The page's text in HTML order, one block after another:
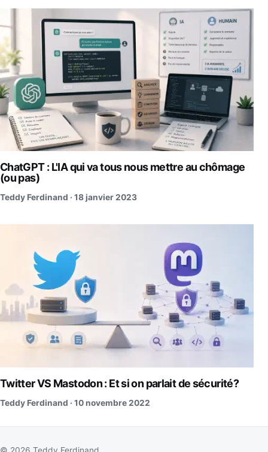
ChatGPT : L'IA qui va tous nous mettre au chômage
(ou pas)
Teddy Ferdinand · 18 janvier 2023
Twitter VS Mastodon : Et si on parlait de sécurité?
Teddy Ferdinand · 10 novembre 2022